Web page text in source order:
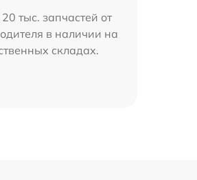
тыс. запчастей от
в наличии на
складах.